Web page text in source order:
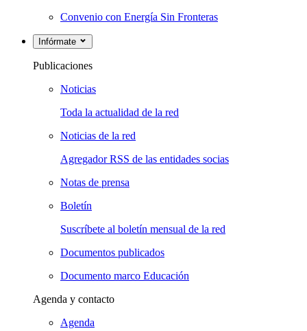
Convenio con Energía Sin Fronteras
Infórmate
Publicaciones
Noticias
Toda la actualidad de la red
Noticias de la red
Agregador RSS de las entidades socias
Notas de prensa
Boletín
Suscríbete al boletín mensual de la red
Documentos publicados
Documento marco Educación
Agenda y contacto
Agenda